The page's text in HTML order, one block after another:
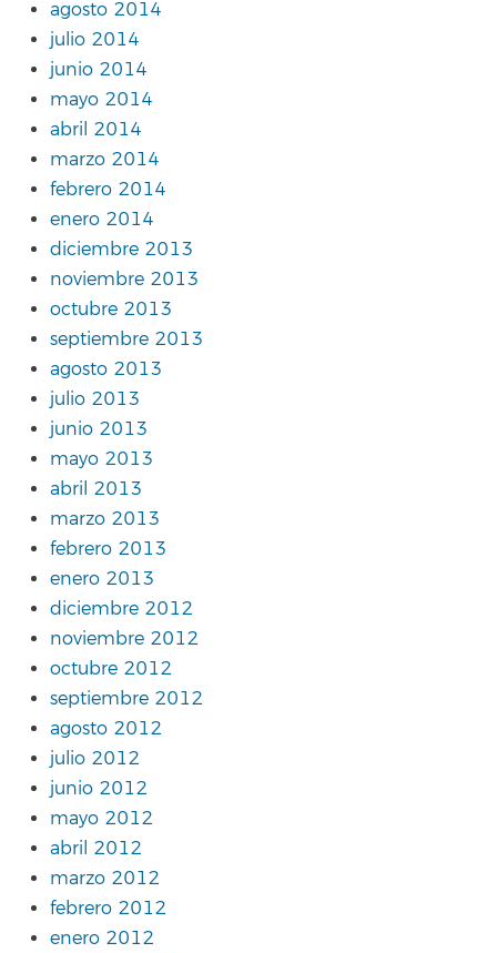
agosto 2014
julio 2014
junio 2014
mayo 2014
abril 2014
marzo 2014
febrero 2014
enero 2014
diciembre 2013
noviembre 2013
octubre 2013
septiembre 2013
agosto 2013
julio 2013
junio 2013
mayo 2013
abril 2013
marzo 2013
febrero 2013
enero 2013
diciembre 2012
noviembre 2012
octubre 2012
septiembre 2012
agosto 2012
julio 2012
junio 2012
mayo 2012
abril 2012
marzo 2012
febrero 2012
enero 2012